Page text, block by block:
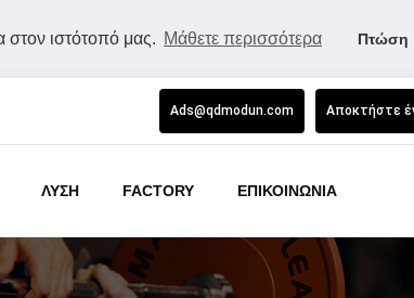
στον ιστότοπό μας. Μάθετε περισσότερα Πτώση
Ads@qdmodun.com Αποκτήστε
ΛΥΣΗ FACTORY ΕΠΙΚΟΙΝΩΝΙΑ